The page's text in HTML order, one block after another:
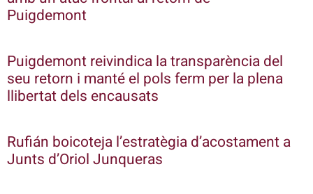
Puigdemont
Puigdemont reivindica la transparència del
seu retorn i manté el pols ferm per la plena
llibertat dels encausats
Rufián boicoteja l’estratègia d’acostament a
Junts d’Oriol Junqueras